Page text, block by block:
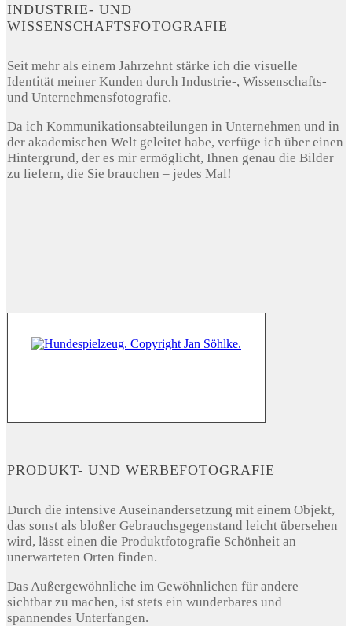
INDUSTRIE- UND
WISSENSCHAFTSFOTOGRAFIE
Seit mehr als einem Jahrzehnt stärke ich die visuelle
Identität meiner Kunden durch Industrie-, Wissenschafts-
und Unternehmensfotografie.
Da ich Kommunikationsabteilungen in Unternehmen und in
der akademischen Welt geleitet habe, verfüge ich über einen
Hintergrund, der es mir ermöglicht, Ihnen genau die Bilder
zu liefern, die Sie brauchen – jedes Mal!
PRODUKT- UND WERBEFOTOGRAFIE
Durch die intensive Auseinandersetzung mit einem Objekt,
das sonst als bloßer Gebrauchsgegenstand leicht übersehen
wird, lässt einen die Produktfotografie Schönheit an
unerwarteten Orten finden.
Das Außergewöhnliche im Gewöhnlichen für andere
sichtbar zu machen, ist stets ein wunderbares und
spannendes Unterfangen.